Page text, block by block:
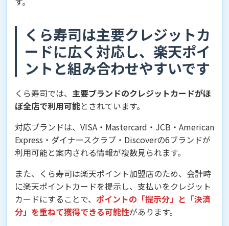
くら寿司は主要クレジットカ
ードに広く対応し、楽天ポイ
ントと組み合わせやすいです
くら寿司では、 主要ブランドのクレジットカードがほ
ぼ全店で利用可能とされています。
対応ブランドは、VISA・Mastercard・JCB・American
Express・ダイナースクラブ・Discoverの6ブランドが
利用可能と案内される情報が複数見られます。
また、くら寿司は楽天ポイント加盟店のため、会計時
に楽天ポイントカードを提示し、支払いをクレジット
カードにすることで、 ポイントの「提示分」と「決済
分」を重ねて獲得できる可能性があります。